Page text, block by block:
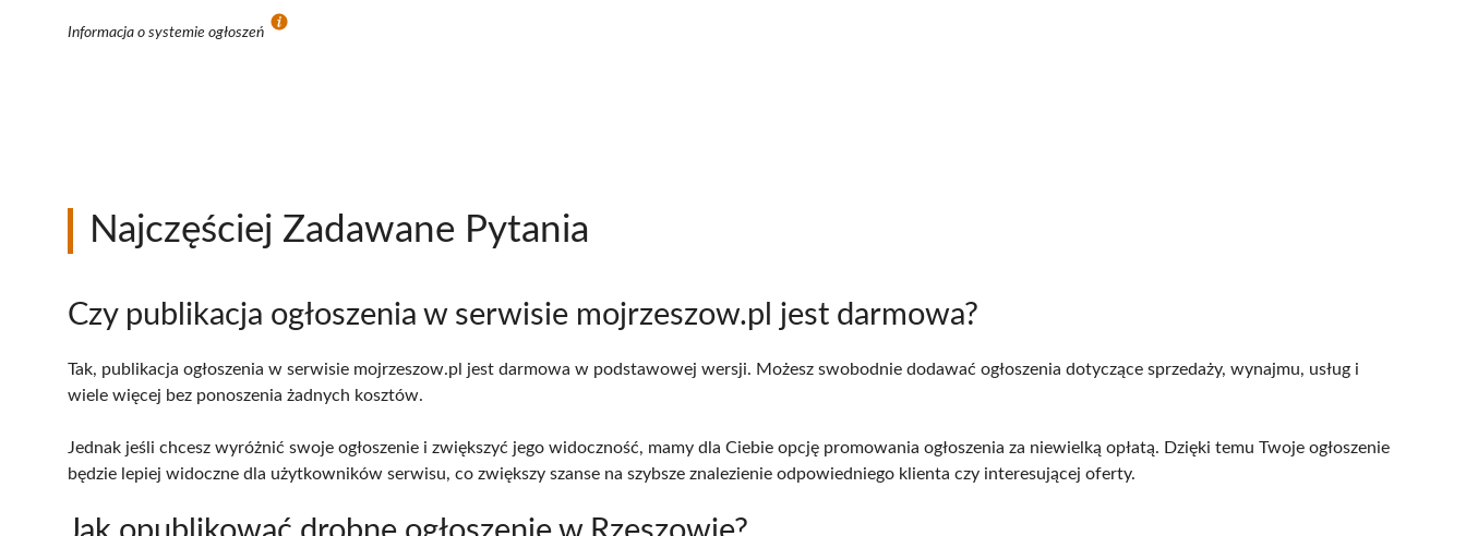
Informacja o systemie ogłoszeń
Najczęściej Zadawane Pytania
Czy publikacja ogłoszenia w serwisie mojrzeszow.pl jest darmowa?
Tak, publikacja ogłoszenia w serwisie mojrzeszow.pl jest darmowa w podstawowej wersji. Możesz swobodnie dodawać ogłoszenia dotyczące sprzedaży, wynajmu, usług i
wiele więcej bez ponoszenia żadnych kosztów.
Jednak jeśli chcesz wyróżnić swoje ogłoszenie i zwiększyć jego widoczność, mamy dla Ciebie opcję promowania ogłoszenia za niewielką opłatą. Dzięki temu Twoje ogłoszenie
będzie lepiej widoczne dla użytkowników serwisu, co zwiększy szanse na szybsze znalezienie odpowiedniego klienta czy interesującej oferty.